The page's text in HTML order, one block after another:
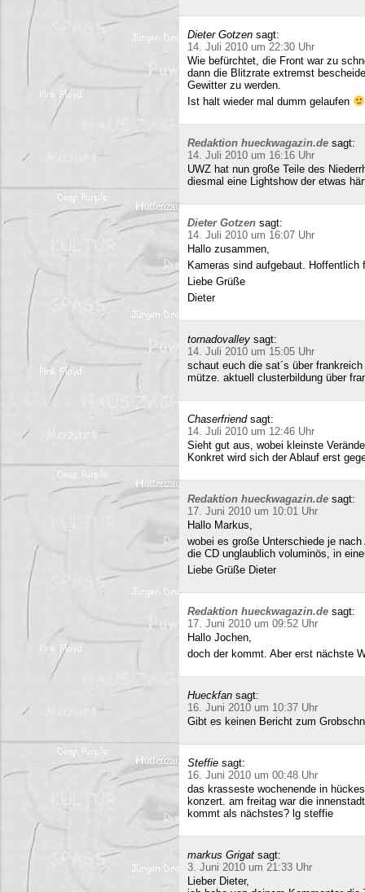
Dieter Gotzen sagt:
14. Juli 2010 um 22:30 Uhr
Wie befürchtet, die Front war zu
dann die Blitzrate extremst
Gewitter zu werden.
Ist halt wieder mal dumm gelaufen
Redaktion hueckwagazin.de sagt:
14. Juli 2010 um 16:16 Uhr
UWZ hat nun große Teile des
diesmal eine Lightshow der etwas
Dieter Gotzen sagt:
14. Juli 2010 um 16:07 Uhr
Hallo zusammen,
Kameras sind aufgebaut.
Liebe Grüße
Dieter
tornadovalley sagt:
14. Juli 2010 um 15:05 Uhr
schaut euch die sat´s über
mütze. aktuell clusterbildung über
Chaserfriend sagt:
14. Juli 2010 um 12:46 Uhr
Sieht gut aus, wobei kleinste
Konkret wird sich der Ablauf erst
Redaktion hueckwagazin.de sagt:
17. Juni 2010 um 10:01 Uhr
Hallo Markus,
wobei es große Unterschiede je
die CD unglaublich voluminös, in
Liebe Grüße Dieter
Redaktion hueckwagazin.de sagt:
17. Juni 2010 um 09:52 Uhr
Hallo Jochen,
doch der kommt. Aber erst nächste
Hueckfan sagt:
16. Juni 2010 um 10:37 Uhr
Gibt es keinen Bericht zum
Steffie sagt:
16. Juni 2010 um 00:48 Uhr
das krasseste wochenende in
konzert. am freitag war die
kommt als nächstes? lg steffie
markus Grigat sagt:
3. Juni 2010 um 21:33 Uhr
Lieber Dieter,